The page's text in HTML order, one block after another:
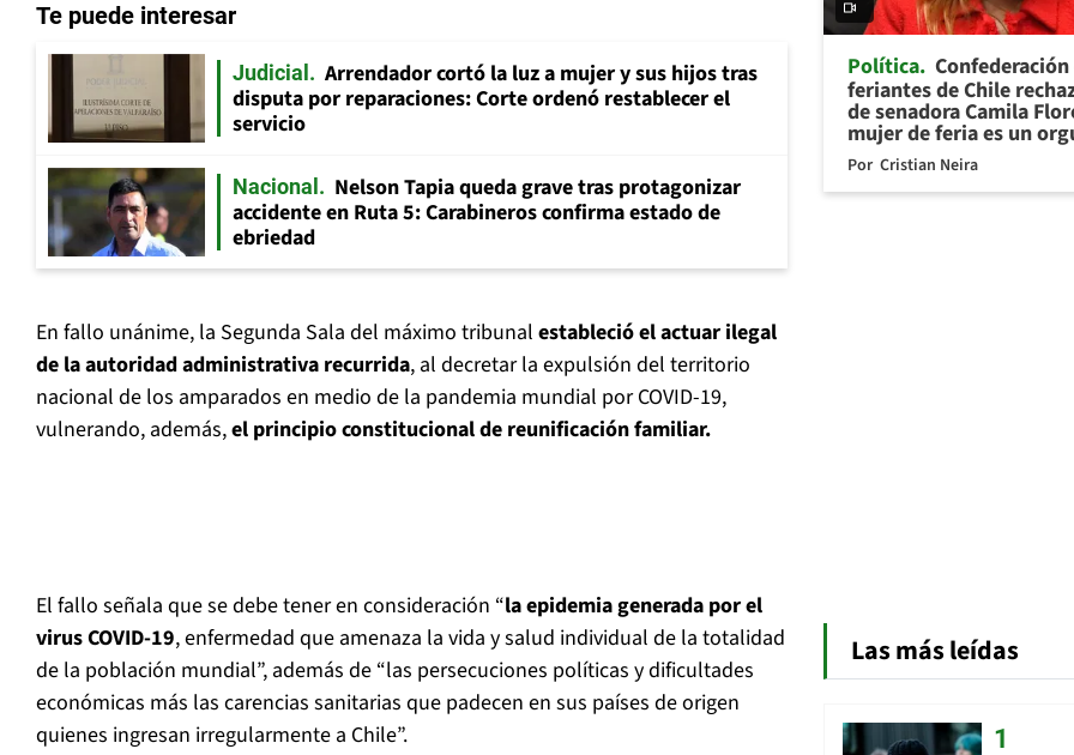
Te puede interesar
Judicial
Arrendador cortó la luz a mujer y sus hijos tras
disputa por reparaciones: Corte ordenó restablecer el
servicio
Nacional
Nelson Tapia queda grave tras protagonizar
accidente en Ruta 5: Carabineros confirma estado de
ebriedad
En fallo unánime, la Segunda Sala del máximo tribunal estableció el actuar ilegal
de la autoridad administrativa recurrida, al decretar la expulsión del territorio
nacional de los amparados en medio de la pandemia mundial por COVID-19,
vulnerando, además,el principio constitucional de reunificación familiar.
El fallo señala que se debe tener en consideración “la epidemia generada por el
virus COVID-19, enfermedad que amenaza la vida y salud individual de la totalidad
de la población mundial”, además de “las persecuciones políticas y dificultades
económicas más las carencias sanitarias que padecen en sus países de origen
quienes ingresan irregularmente a Chile”.
Política Confederación
feriantes de Chile
de senadora Camila
mujer de feria es un
Por Cristian Neira
Las más leídas